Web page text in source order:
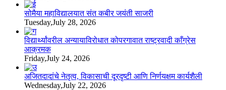
सोमैया महाविद्यालयात संत कबीर जयंती साजरी
Tuesday,July 28, 2026
विद्यार्थ्यांवरील अन्यायाविरोधात कोपरगावात राष्ट्रवादी काँग्रेस
आक्रमक
Friday,July 24, 2026
अजितदादांचे नेतृत्व, विकासाची दूरदृष्टी आणि निर्णयक्षम कार्यशैली
Wednesday,July 22, 2026